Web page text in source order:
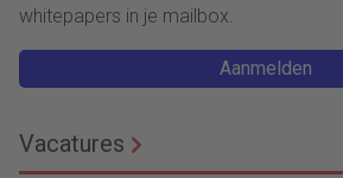
whitepapers in je mailbox.
Aanmelden
Vacatures